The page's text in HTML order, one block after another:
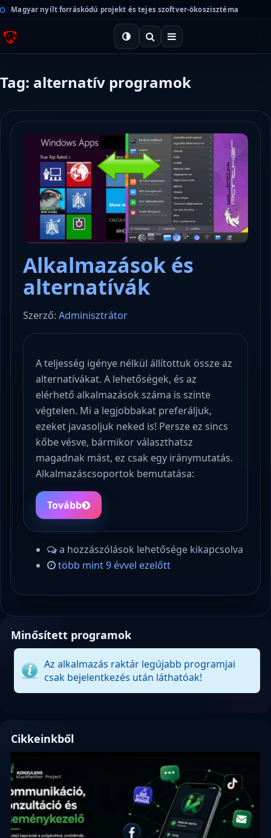
Magyar nyílt forráskódú projekt és tejes szoftver-ökoszisztéma
Tag: alternatív programok
Alkalmazások és
alternatívák
Szerző: Adminisztrátor
A teljesség igénye nélkül állítottuk össze az
alternatívákat. A lehetőségek, és az
elérhető alkalmazások száma is szinte
végtelen. Mi a legjobbakat preferáljuk,
ezeket javasoljuk neked is! Persze ez sincs
kőbe vésve, bármikor választhatsz
magadnak mást, ez csak egy iránymutatás.
Alkalmazáscsoportok bemutatása:
Tovább
a hozzászólások lehetősége kikapcsolva
több mint 9 évvel ezelőtt
Minősített programok
Az alkalmazás raktár legújabb programjai
csak bejelentkezés után láthatóak!
Cikkeinkből